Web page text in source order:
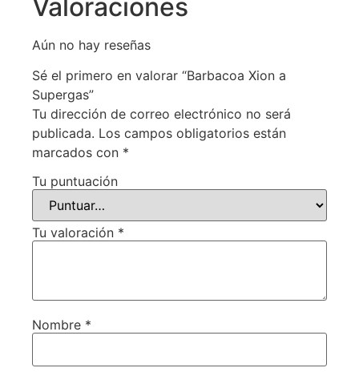
Valoraciones
Aún no hay reseñas
Sé el primero en valorar “Barbacoa Xion a
Supergas”
Tu dirección de correo electrónico no será
publicada. Los campos obligatorios están
marcados con *
Tu puntuación
Tu valoración *
Nombre *